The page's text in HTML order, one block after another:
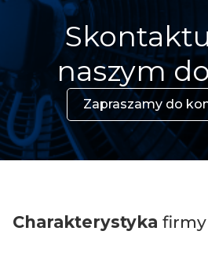
naszym
Zapraszamy do
Charakterystyka firmy